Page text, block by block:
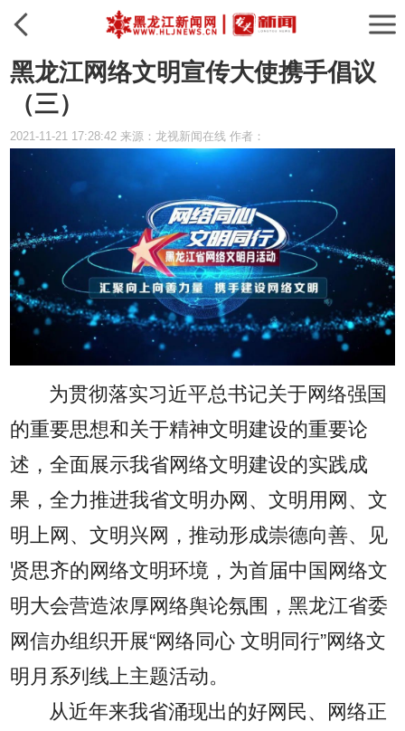
黑龙江网络文明宣传大使携手倡议
（三）
2021-11-21 17:28:42 来源：龙视新闻在线 作者：
为贯彻落实习近平总书记关于网络强国
的重要思想和关于精神文明建设的重要论
述，全面展示我省网络文明建设的实践成
果，全力推进我省文明办网、文明用网、文
明上网、文明兴网，推动形成崇德向善、见
贤思齐的网络文明环境，为首届中国网络文
明大会营造浓厚网络舆论氛围，黑龙江省委
网信办组织开展“网络同心 文明同行”网络文
明月系列线上主题活动。
从近年来我省涌现出的好网民、网络正